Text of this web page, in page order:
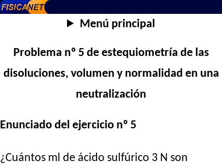
Menú principal
Problema nº 5 de estequiometría de las
disoluciones, volumen y normalidad en una
neutralización
Enunciado del ejercicio nº 5
¿Cuántos ml de ácido sulfúrico 3 N son